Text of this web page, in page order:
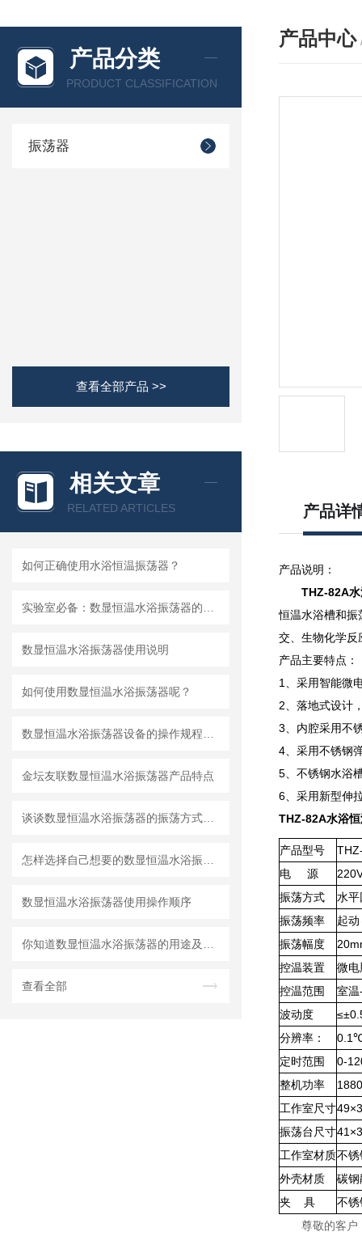
产品分类
PRODUCT CLASSIFICATION
振荡器
查看全部产品 >>
相关文章
RELATED ARTICLES
如何正确使用水浴恒温振荡器？
数显恒温水浴振荡器使用说明
如何使用数显恒温水浴振荡器呢？
金坛友联数显恒温水浴振荡器产品特点
数显恒温水浴振荡器使用操作顺序
查看全部
产品中心
产品详
产品说明：
THZ-82A
恒温水浴槽和振
交、生物化学反
产品主要特点：
1、采用智能微
2、落地式设计
3、内腔采用不
4、采用不锈钢
5、不锈钢水浴
6、采用新型伸
THZ-82A水浴
产品型号
电 源
振荡方式
水平
振荡频率
起
振荡幅度
控温装置
微电
控温范围
室
波动度
分辨率：
定时范围
0-
整机功率
工作室尺寸
振荡台尺寸
工作室材质不锈
外壳材质
碳钢
夹 具
不锈
尊敬的客户